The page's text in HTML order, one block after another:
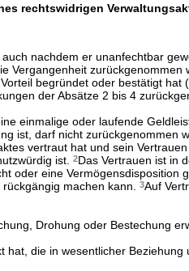
rechtswidrigen
nachdem er unanfechtbar
Vergangenheit zurückgenommen
begründet oder bestätigt hat
der Absätze 2 bis 4
einmalige oder laufende
ist, darf nicht zurückgenommen
vertraut hat und sein
ist.
2Das Vertrauen ist in
oder eine Vermögensdisposition
machen kann.
3Auf
Drohung oder Bestechung
hat, die in wesentlicher Beziehung